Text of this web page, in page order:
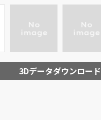
3Dデータダウンロード